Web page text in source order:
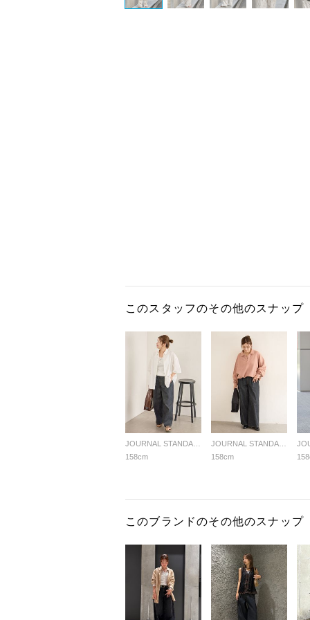
このスタッフのその他のスナップ
158cm
158cm
このブランドのその他のスナップ